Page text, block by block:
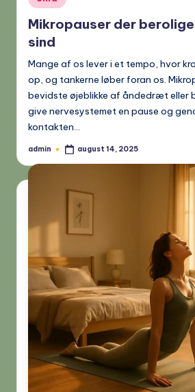
in
Mikropauser der
sind
Mange af os lever i et tempo, hvor
op, og tankerne løber foran os.
bevidste øjeblikke af åndedræt eller
give nervesystemet en pause og
kontakten…
Posted
admin august 14, 2025